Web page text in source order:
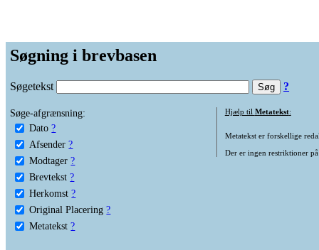
Søgning i brevbasen
Søgetekst ?
Søge-afgrænsning:
Dato ?
Afsender ?
Modtager ?
Brevtekst ?
Herkomst ?
Original Placering ?
Metatekst ?
Hjælp til Metatekst:
Metatekst er forskellige
Der er ingen restriktioner